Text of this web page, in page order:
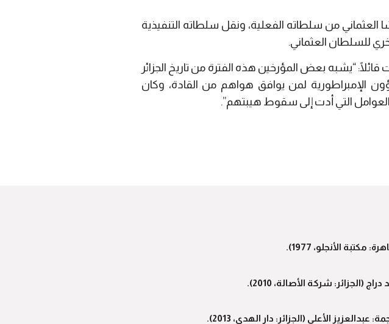
الباشا العثماني من سلطاته الفعلية، ونقل سلطاته التنفيذية
للسلطان العثماني.
“يشبه بعض المؤرخين هذه الفترة من تاريخ الجزائر
الإمبراطورية لمن يوافق هواهم من القادة، وكان
التي أدت إلى سقوط هيبتهم”.
الأنجلو، 1977).
(الجزائر: شركة الأصالة، 2010).
الأعلى (الجزائر: دار الهدى، 2013).